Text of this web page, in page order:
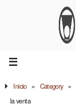
Inicio » Category »
la venta